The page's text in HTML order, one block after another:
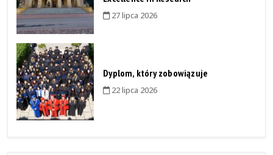
27 lipca 2026
Dyplom, który zobowiązuje
22 lipca 2026